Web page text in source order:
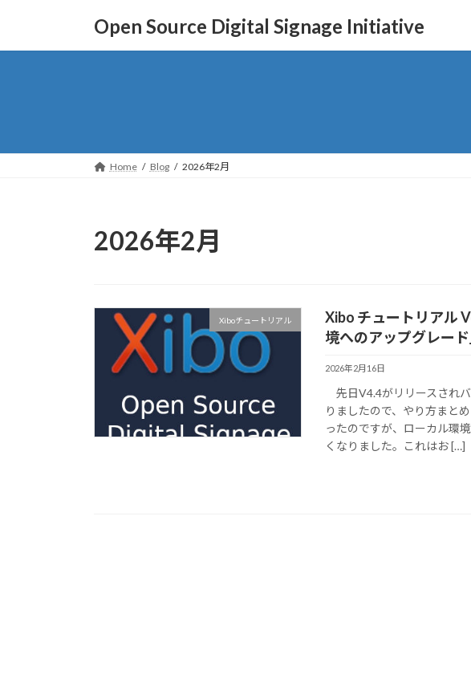
テ
ゲ
Open Source Digital Signage Initiative
Home Blog 2026年2月
2026年2月
Xiboチュートリアル
Xibo チュートリアル
境へのアップグレード
2026年2月16日
先日V4.4がリリースされ
りましたので、やり方まと
ったのですが、ローカル環
くなりました。これはお […]